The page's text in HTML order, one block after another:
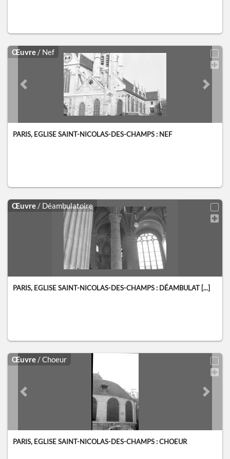
Œuvre / Nef
Previous slide Next
PARIS, EGLISE SAINT-NICOLAS-DES-CHAMPS : NEF
Œuvre / Déambulatoire
PARIS, EGLISE SAINT-NICOLAS-DES-CHAMPS : DÉAMBULAT [...]
Œuvre / Choeur
Previous slide Next
PARIS, EGLISE SAINT-NICOLAS-DES-CHAMPS : CHOEUR